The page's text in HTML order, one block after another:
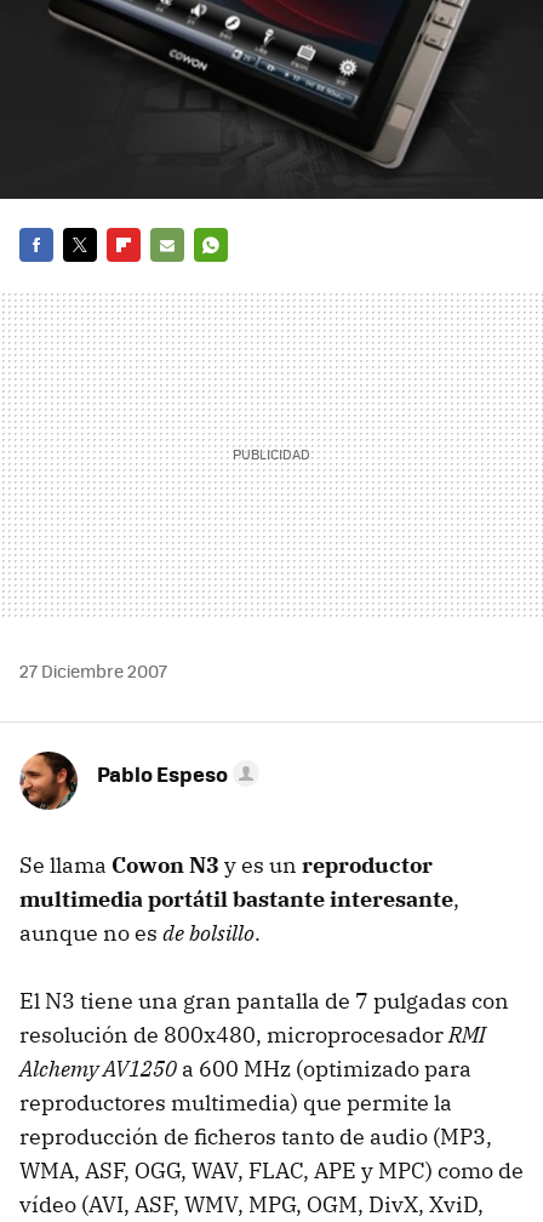
MAIL
27 Diciembre 2007
Pablo Espeso
Se llama Cowon N3 y es un reproductor
multimedia portátil bastante interesante,
aunque no es de bolsillo.
El N3 tiene una gran pantalla de 7 pulgadas con
resolución de 800x480, microprocesador RMI
Alchemy AV1250 a 600 MHz (optimizado para
reproductores multimedia) que permite la
reproducción de ficheros tanto de audio (MP3,
WMA, ASF, OGG, WAV, FLAC, APE y MPC) como de
vídeo (AVI, ASF, WMV, MPG, OGM, DivX, XviD,